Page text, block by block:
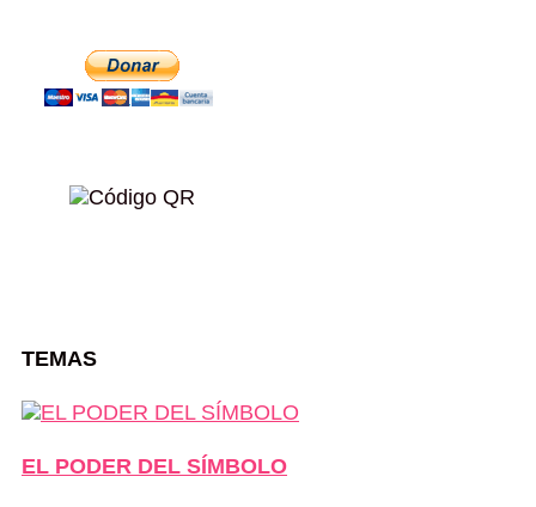
TEMAS
EL PODER DEL SÍMBOLO